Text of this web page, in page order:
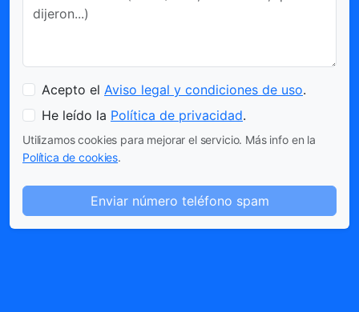
Acepto el Aviso legal y condiciones de uso.
He leído la Política de privacidad.
Utilizamos cookies para mejorar el servicio. Más info en la
Política de cookies.
Enviar número teléfono spam